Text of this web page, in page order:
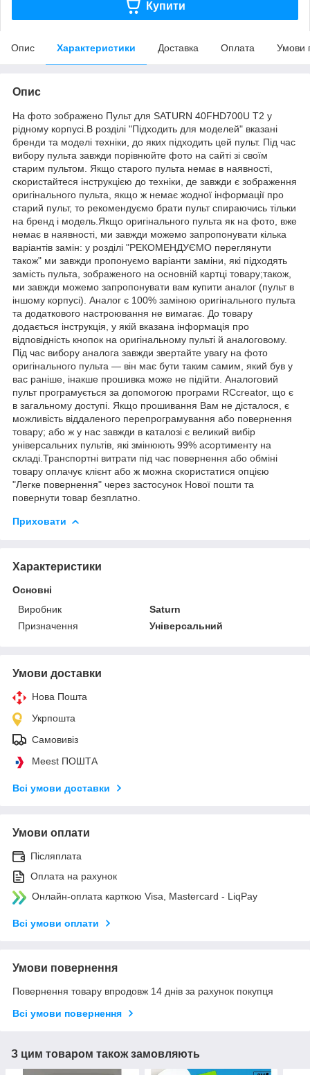
Купити
Опис Характеристики Доставка Оплата Умови
Опис
На фото зображено Пульт для SATURN 40FHD700U T2 у
рідному корпусі.В розділі "Підходить для моделей" вказані
бренди та моделі техніки, до яких підходить цей пульт. Під час
вибору пульта завжди порівнюйте фото на сайті зі своїм
старим пультом. Якщо старого пульта немає в наявності,
скористайтеся інструкцією до техніки, де завжди є зображення
оригінального пульта, якщо ж немає жодної інформації про
старий пульт, то рекомендуємо брати пульт спираючись тільки
на бренд і модель.Якщо оригінального пульта як на фото, вже
немає в наявності, ми завжди можемо запропонувати кілька
варіантів замін: у розділі "РЕКОМЕНДУЄМО переглянути
також" ми завжди пропонуємо варіанти заміни, які підходять
замість пульта, зображеного на основній картці товару;також,
ми завжди можемо запропонувати вам купити аналог (пульт в
іншому корпусі). Аналог є 100% заміною оригінального пульта
та додаткового настроювання не вимагає. До товару
додається інструкція, у якій вказана інформація про
відповідність кнопок на оригінальному пульті й аналоговому.
Під час вибору аналога завжди звертайте увагу на фото
оригінального пульта — він має бути таким самим, який був у
вас раніше, інакше прошивка може не підійти. Аналоговий
пульт програмується за допомогою програми RCcreator, що є
в загальному доступі. Якщо прошивання Вам не дісталося, є
можливість віддаленого перепрограмування або повернення
товару; або ж у нас завжди в каталозі є великий вибір
універсальних пультів, які змінюють 99% асортименту на
складі.Транспортні витрати під час повернення або обміні
товару оплачує клієнт або ж можна скористатися опцією
"Легке повернення" через застосунок Нової пошти та
повернути товар безплатно.
Приховати
Характеристики
Основні
Виробник
Saturn
Призначення
Універсальний
Умови доставки
Нова Пошта
Укрпошта
Самовивіз
Meest ПОШТА
Всі умови доставки
Умови оплати
Післяплата
Оплата на рахунок
Онлайн-оплата карткою Visa, Mastercard - LiqPay
Всі умови оплати
Умови повернення
Повернення товару впродовж 14 днів за рахунок покупця
Всі умови повернення
З цим товаром також замовляють